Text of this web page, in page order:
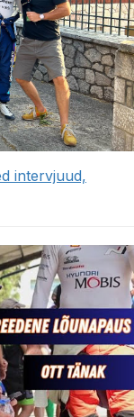
intervjuud,